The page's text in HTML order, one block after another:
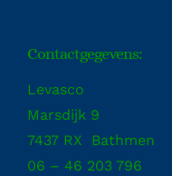
Contactgegevens:
Levasco
Marsdijk 9
7437 RX Bathmen
06 – 46 203 796